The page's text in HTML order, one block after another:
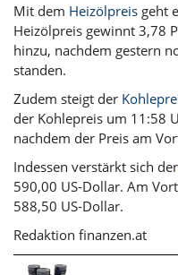
Mit dem Heizölpreis geht
Heizölpreis gewinnt 3,78
hinzu, nachdem gestern
standen.
Zudem steigt der
der Kohlepreis um 11:58
nachdem der Preis am
Indessen verstärkt sich der
590,00 US-Dollar. Am
588,50 US-Dollar.
Redaktion finanzen.at